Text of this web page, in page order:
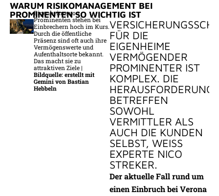
WARUM RISIKOMANAGEMENT BEI
PROMINENTEN SO WICHTIG IST
Eigenheime von
Prominenten stehen bei
Einbrechern hoch im Kurs.
Durch die öffentliche
Präsenz sind oft auch ihre
Vermögenswerte und
Aufenthaltsorte bekannt.
Das macht sie zu
attraktiven Ziele |
Bildquelle: erstellt mit
Gemini von Bastian
Hebbeln
FÜR DIE
EIGENHEIME
VERMÖGENDER
PROMINENTER IST
KOMPLEX. DIE
BETREFFEN
SOWOHL
VERMITTLER ALS
AUCH DIE KUNDEN
SELBST, WEISS E
XPERTE NICO S
TREKER.
Der aktuelle Fall rund um
einen Einbruch bei Verona